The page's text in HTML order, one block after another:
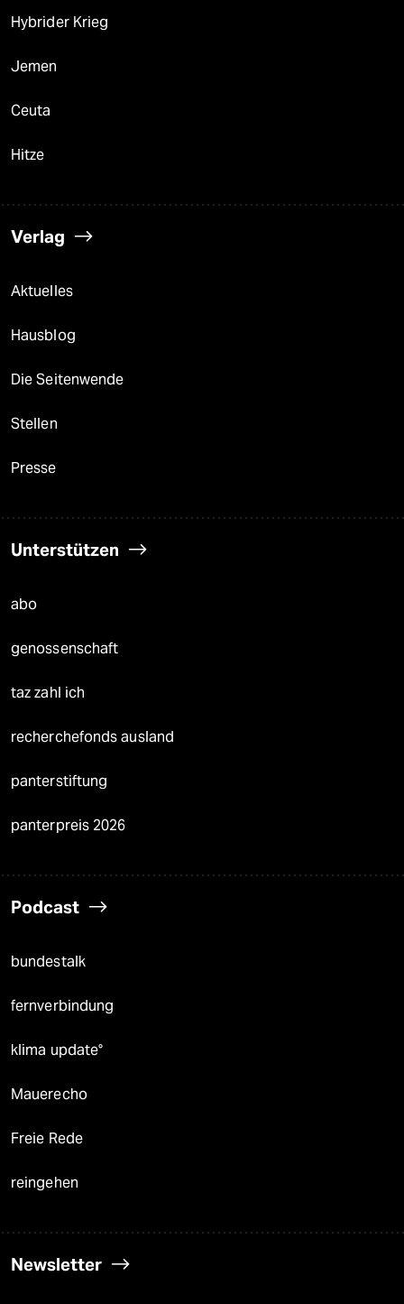
Hybrider Krieg
Jemen
Ceuta
Hitze
Verlag
Aktuelles
Hausblog
Die Seitenwende
Stellen
Presse
Unterstützen
abo
genossenschaft
taz zahl ich
recherchefonds ausland
panterstiftung
panterpreis 2026
Podcast
bundestalk
fernverbindung
klima update°
Mauerecho
Freie Rede
reingehen
Newsletter